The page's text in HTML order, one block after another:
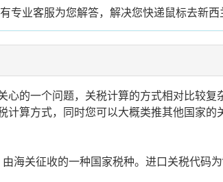
专业客服为您解答，解决您快递鼠标去新西
心的一个问题，关税计算的方式相对比较
算方式，同时您可以大概类推其他国家的
关征收的一种国家税种。进口关税代码为